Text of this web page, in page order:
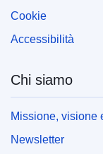
Cookie
Accessibilità
Chi siamo
Missione, visione
Newsletter